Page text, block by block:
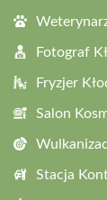
Fotograf
Fryzjer
Salon
Stacja